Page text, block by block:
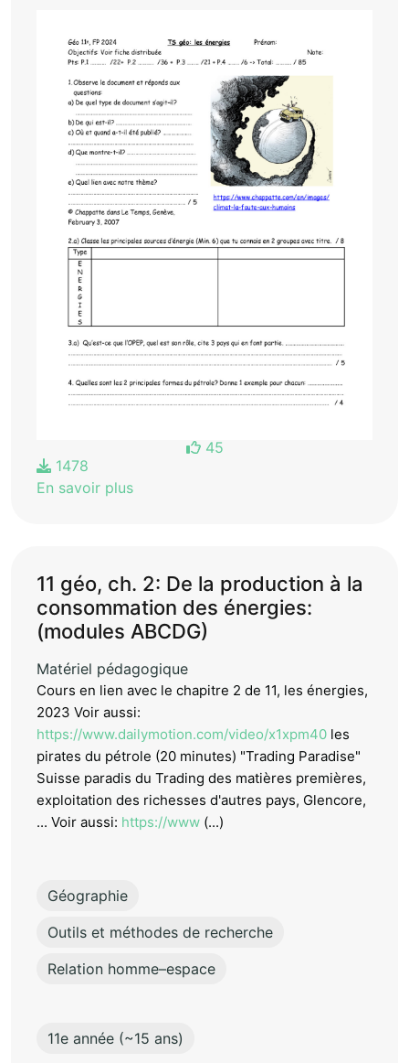
45
1478
En savoir plus
11 géo, ch. 2: De la production à la
consommation des énergies:
(modules ABCDG)
Matériel pédagogique
Cours en lien avec le chapitre 2 de 11, les énergies,
2023 Voir aussi:
https://www.dailymotion.com/video/x1xpm40 les
pirates du pétrole (20 minutes) "Trading Paradise"
Suisse paradis du Trading des matières premières,
exploitation des richesses d'autres pays, Glencore,
... Voir aussi: https://www (...)
Géographie
Outils et méthodes de recherche
Relation homme–espace
11e année (~15 ans)